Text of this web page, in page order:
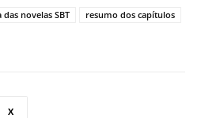
das novelas SBT
resumo dos capítulos
X